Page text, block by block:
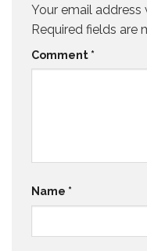
Your email
Required fields are
Comment *
Name *